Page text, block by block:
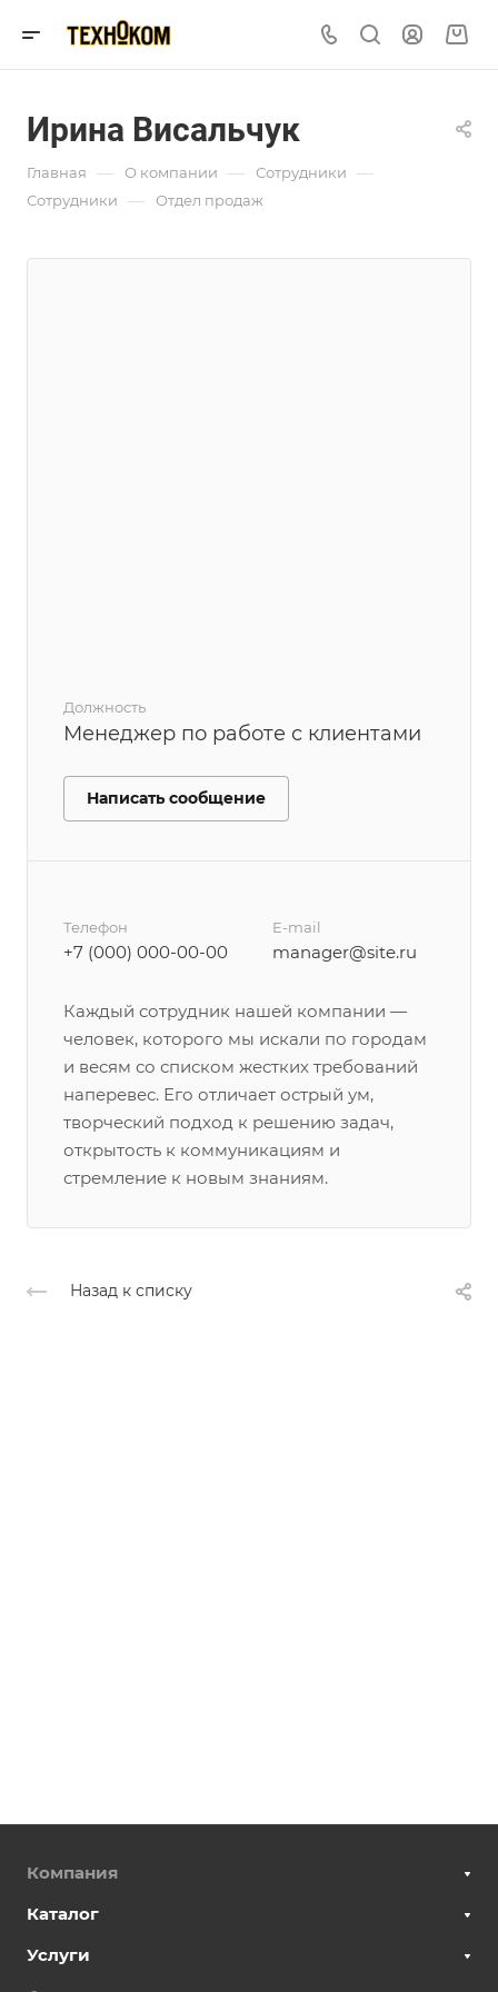
Ирина Висальчук
Главная — О компании — Сотрудники —
Сотрудники — Отдел продаж
Должность
Менеджер по работе с клиентами
Написать сообщение
Телефон
+7 (000) 000-00-00
E-mail
manager@site.ru
Каждый сотрудник нашей компании —
человек, которого мы искали по городам
и весям со списком жестких требований
наперевес. Его отличает острый ум,
творческий подход к решению задач,
открытость к коммуникациям и
стремление к новым знаниям.
Назад к списку
Компания
Каталог
Услуги